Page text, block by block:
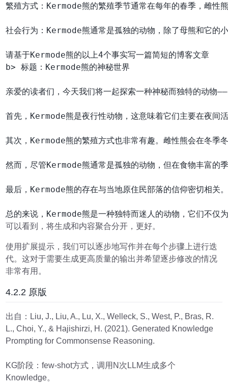
繁殖方式：Kermode熊的繁殖季节通常在每年的春季，雌性
社会行为：Kermode熊通常是孤独的动物，除了母熊和它的
请基于Kermode熊的以上4个事实写一篇简短的博客文章
b> 标题：Kermode熊的神秘世界
亲爱的读者们，今天我们将一起探索一种神秘而独特的动物
首先，Kermode熊是夜行性动物，这意味着它们主要在夜间
其次，Kermode熊的繁殖方式也非常有趣。雌性熊会在冬季
然而，尽管Kermode熊通常是孤独的动物，但在食物丰富的
最后，Kermode熊的存在与当地原住民部落的信仰密切相关
可以看到，将生成和内容聚合分开，更好。
使用扩展提示，我们可以逐步地写作并在每个步骤上进行迭
代。这对于需要生成更高质量的输出并希望逐步修改的情况
非常有用。
4.2.2 原版
出自：Liu, J., Liu, A., Lu, X., Welleck, S., West, P., Bras, R.
L., Choi, Y., & Hajishirzi, H. (2021). Generated Knowledge
Prompting for Commonsense Reasoning.
KG阶段：few-shot方式，调用N次LLM生成多个
Knowledge。